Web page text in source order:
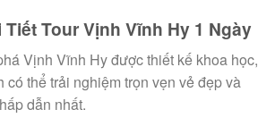
Tour Vịnh Vĩnh Hy 1 Ngày
Vịnh Vĩnh Hy được thiết kế khoa học,
có thể trải nghiệm trọn vẹn vẻ đẹp và
dẫn nhất.